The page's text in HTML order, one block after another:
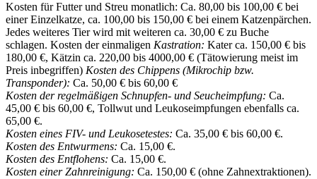
Kosten für Futter und Streu monatlich: Ca. 80,00 bis 100,00 € bei
einer Einzelkatze, ca. 100,00 bis 150,00 € bei einem Katzenpärchen.
Jedes weiteres Tier wird mit weiteren ca. 30,00 € zu Buche
schlagen. Kosten der einmaligen Kastration: Kater ca. 150,00 € bis
180,00 €, Kätzin ca. 220,00 bis 4000,00 € (Tätowierung meist im
Preis inbegriffen) Kosten des Chippens (Mikrochip bzw.
Transponder): Ca. 50,00 € bis 60,00 €
Kosten der regelmäßigen Schnupfen- und Seucheimpfung: Ca.
45,00 € bis 60,00 €, Tollwut und Leukoseimpfungen ebenfalls ca.
65,00 €.
Kosten eines FIV- und Leukosetestes: Ca. 35,00 € bis 60,00 €.
Kosten des Entwurmens: Ca. 15,00 €.
Kosten des Entflohens: Ca. 15,00 €.
Kosten einer Zahnreinigung: Ca. 150,00 € (ohne Zahnextraktionen).